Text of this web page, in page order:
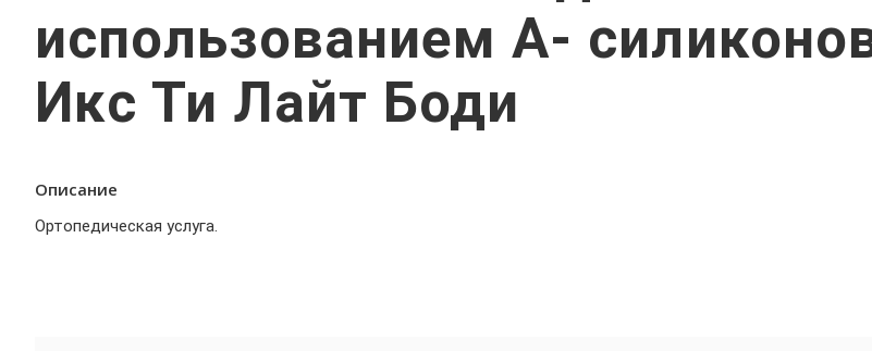
использованием А-
Икс Ти Лайт Боди
Описание
Ортопедическая услуга.